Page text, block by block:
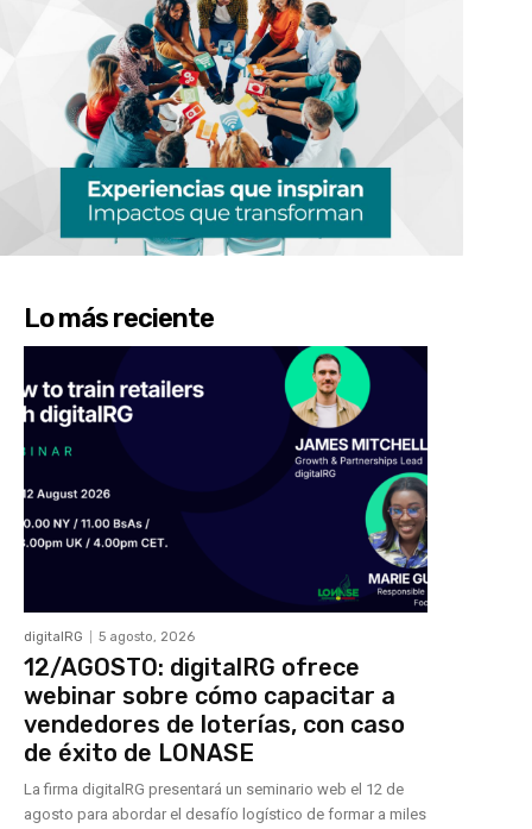
Lo más reciente
digitalRG 5 agosto, 2026
12/AGOSTO: digitalRG ofrece
webinar sobre cómo capacitar a
vendedores de loterías, con caso
de éxito de LONASE
La firma digitalRG presentará un seminario web el 12 de
agosto para abordar el desafío logístico de formar a miles